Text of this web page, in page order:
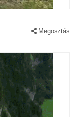
Megosztás